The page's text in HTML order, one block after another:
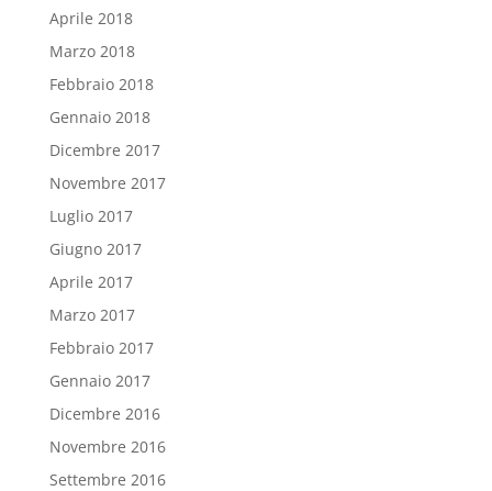
Aprile 2018
Marzo 2018
Febbraio 2018
Gennaio 2018
Dicembre 2017
Novembre 2017
Luglio 2017
Giugno 2017
Aprile 2017
Marzo 2017
Febbraio 2017
Gennaio 2017
Dicembre 2016
Novembre 2016
Settembre 2016